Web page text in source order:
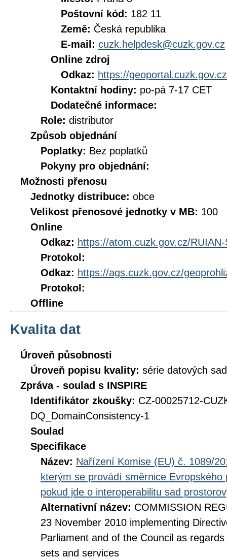
Poštovní kód: 182 11
Země: Česká republika
E-mail: cuzk.helpdesk@cuzk.gov.cz
Online zdroj
Odkaz: https://geoportal.cuzk.gov.cz
Kontaktní hodiny: po-pá 7-17 CET
Dodatečné informace:
Role: distributor
Způsob objednání
Poplatky: Bez poplatků
Pokyny pro objednání:
Možnosti přenosu
Jednotky distribuce: obce
Velikost přenosové jednotky v MB: 100
Online
Odkaz: https://atom.cuzk.gov.cz/
Protokol:
Odkaz: https://ags.cuzk.gov.cz/
Protokol:
Offline
Kvalita dat
Úroveň působnosti
Úroveň popisu kvality: série datových sad
Zpráva - soulad s INSPIRE
Identifikátor zkoušky: CZ-00025712-
DQ_DomainConsistency-1
Soulad
Specifikace
Název: Nařízení Komise (EU) č. 1089/
kterým se provádí směrnice
pokud jde o interoperabilitu sad
Alternativní název: COMMISSION
23 November 2010 implementing
Parliament and of the Council as
sets and services